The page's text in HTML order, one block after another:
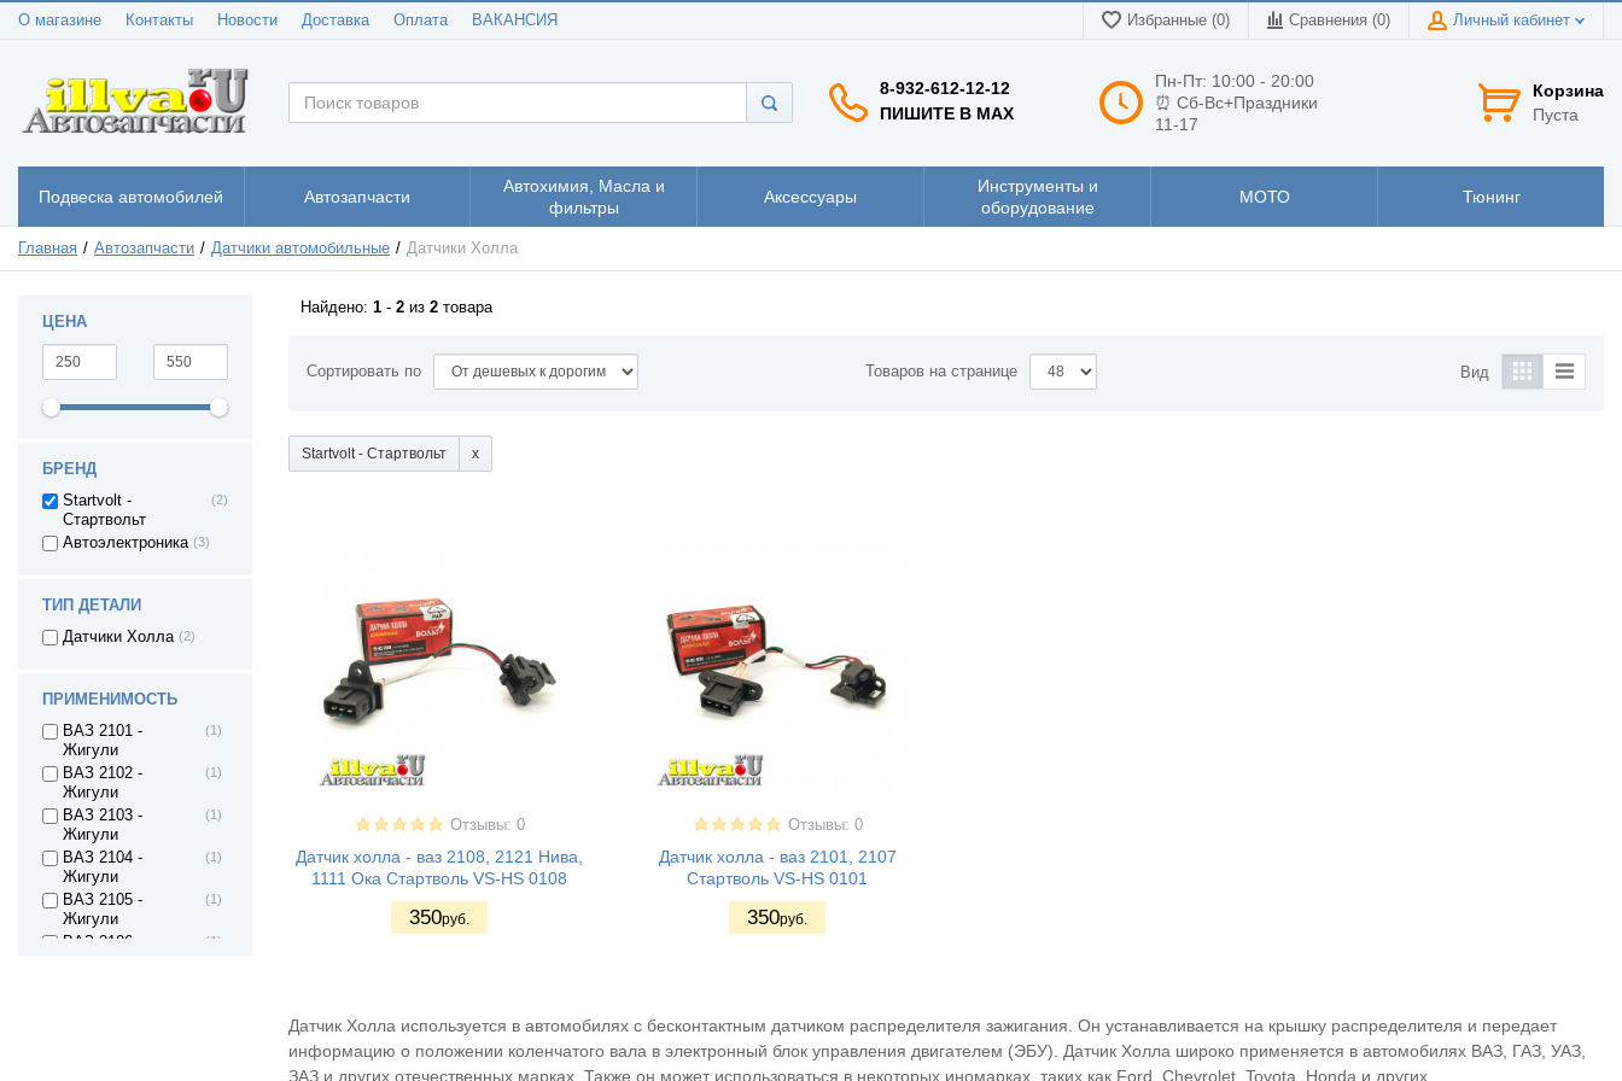
О магазине Контакты Новости Доставка Оплата ВАКАНСИЯ Избранные (0) Сравнения (0) Личный кабинет
8-932-612-12-12
ПИШИТЕ В MAX
Пн-Пт: 10:00 - 20:00
⏰ Сб-Вс+Праздники
11-17
Корзина
Пуста
Подвеска автомобилей Автозапчасти
Автохимия, Масла и
фильтры
Аксессуары
Инструменты и
оборудование
МОТО Тюнинг
Главная Автозапчасти Датчики автомобильные Датчики Холла
ЦЕНА
БРЕНД
Startvolt -
Стартвольт
(2)
Автоэлектроника (3)
ТИП ДЕТАЛИ
Датчики Холла (2)
ПРИМЕНИМОСТЬ
ВАЗ 2101 -
Жигули
(1)
ВАЗ 2102 -
Жигули
(1)
ВАЗ 2103 -
Жигули
(1)
ВАЗ 2104 -
Жигули
(1)
ВАЗ 2105 -
Жигули
(1)
ВАЗ 2106 -
(1)
Найдено: 1 - 2 из 2 товара
Сортировать по Товаров на странице Вид
Startvolt - Стартвольт
Отзывы: 0
Датчик холла - ваз 2108, 2121 Нива,
1111 Ока Стартволь VS-HS 0108
350руб.
Отзывы: 0
Датчик холла - ваз 2101, 2107
Стартволь VS-HS 0101
350руб.
Датчик Холла используется в автомобилях с бесконтактным датчиком распределителя зажигания. Он устанавливается на крышку распределителя и передает
информацию о положении коленчатого вала в электронный блок управления двигателем (ЭБУ). Датчик Холла широко применяется в автомобилях ВАЗ, ГАЗ, УАЗ,
ЗАЗ и других отечественных марках. Также он может использоваться в некоторых иномарках, таких как Ford, Chevrolet, Toyota, Honda и других.